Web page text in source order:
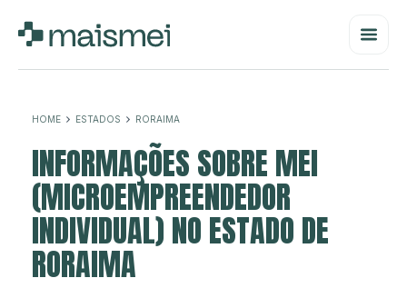
HOME ESTADOS RORAIMA
INFORMAÇÕES SOBRE MEI
(MICROEMPREENDEDOR
INDIVIDUAL) NO ESTADO DE
RORAIMA